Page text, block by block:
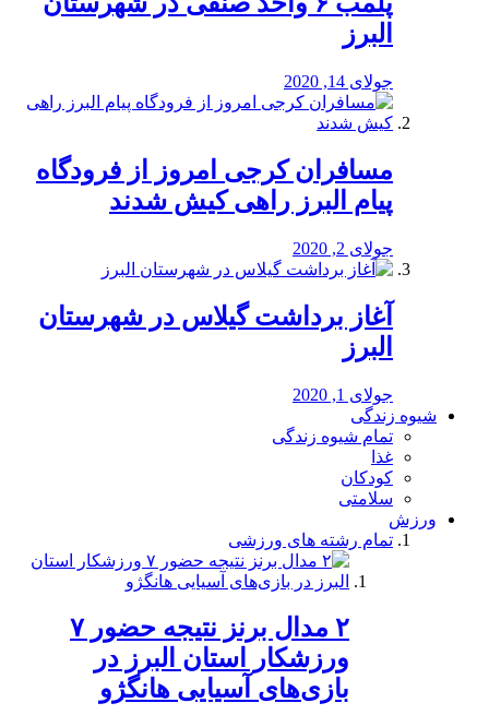
البرز
جولای 14, 2020
مسافران کرجی امروز از فرودگاه
پیام البرز راهی کیش شدند
جولای 2, 2020
آغاز برداشت گیلاس در شهرستان
البرز
جولای 1, 2020
شیوه زندگی
تمام شیوه زندگی
غذا
کودکان
سلامتی
ورزش
تمام رشته های ورزشی
۲ مدال برنز نتیجه حضور ۷
ورزشکار استان البرز در
بازی‌های آسیایی هانگژو